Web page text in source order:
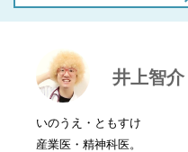
井上智介
いのうえ・ともすけ
産業医・精神科医。